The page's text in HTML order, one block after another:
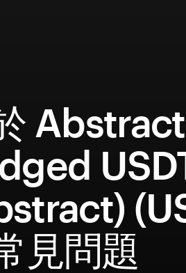
Abstract
見問題